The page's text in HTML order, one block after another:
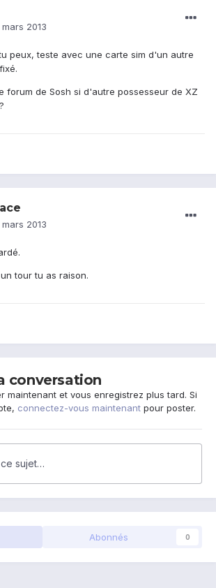
mars 2013
peux, teste avec une carte sim d'un autre
forum de Sosh si d'autre possesseur de XZ
mars 2013
tour tu as raison.
conversation
maintenant et vous enregistrez plus tard. Si
connectez-vous maintenant pour poster.
sujet…
Abonnés 0